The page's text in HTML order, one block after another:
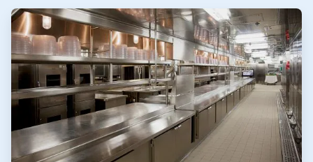
ArticleTile
1
von
4